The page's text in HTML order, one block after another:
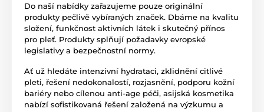
Do naší nabídky zařazujeme pouze originální
produkty pečlivě vybíraných značek. Dbáme na kvalitu
složení, funkčnost aktivních látek i skutečný přínos
pro pleť. Produkty splňují požadavky evropské
legislativy a bezpečnostní normy.
Ať už hledáte intenzivní hydrataci, zklidnění citlivé
pleti, řešení nedokonalostí, rozjasnění, podporu kožní
bariéry nebo cílenou anti-age péči, asijská kosmetika
nabízí sofistikovaná řešení založená na výzkumu a